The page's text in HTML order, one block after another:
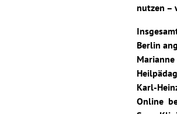
nutzen –
Berlin
Karl-
Online